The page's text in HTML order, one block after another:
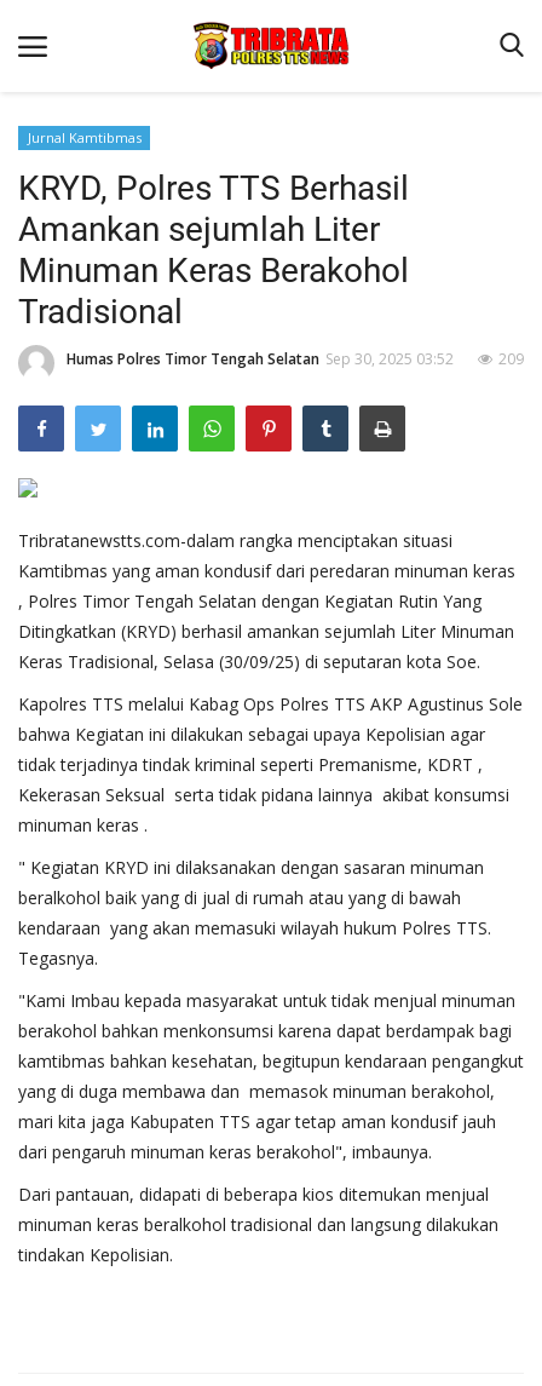
Beranda
Terms & Conditions
Reskrim
Binkam
Lantas
Giat Ops
Polisi Kita
Jurnal Kamtibmas
Jurnal Kamtibmas
KRYD, Polres TTS Berhasil
Amankan sejumlah Liter
Minuman Keras Berakohol
Tradisional
Humas Polres Timor Tengah Selatan Sep 30, 2025 03:52 209
Tribratanewstts.com-dalam rangka menciptakan situasi
Kamtibmas yang aman kondusif dari peredaran minuman keras
, Polres Timor Tengah Selatan dengan Kegiatan Rutin Yang
Ditingkatkan (KRYD) berhasil amankan sejumlah Liter Minuman
Keras Tradisional, Selasa (30/09/25) di seputaran kota Soe.
Kapolres TTS melalui Kabag Ops Polres TTS AKP Agustinus Sole
bahwa Kegiatan ini dilakukan sebagai upaya Kepolisian agar
tidak terjadinya tindak kriminal seperti Premanisme, KDRT ,
Kekerasan Seksual serta tidak pidana lainnya akibat konsumsi
minuman keras .
" Kegiatan KRYD ini dilaksanakan dengan sasaran minuman
beralkohol baik yang di jual di rumah atau yang di bawah
kendaraan yang akan memasuki wilayah hukum Polres TTS.
Tegasnya.
"Kami Imbau kepada masyarakat untuk tidak menjual minuman
berakohol bahkan menkonsumsi karena dapat berdampak bagi
kamtibmas bahkan kesehatan, begitupun kendaraan pengangkut
yang di duga membawa dan memasok minuman berakohol,
mari kita jaga Kabupaten TTS agar tetap aman kondusif jauh
dari pengaruh minuman keras berakohol", imbaunya.
Dari pantauan, didapati di beberapa kios ditemukan menjual
minuman keras beralkohol tradisional dan langsung dilakukan
tindakan Kepolisian.